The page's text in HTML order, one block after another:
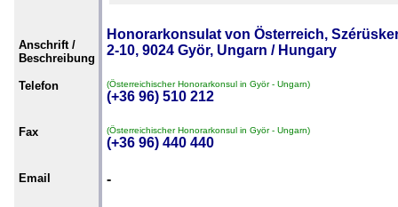
Anschrift /
Beschreibung
Honorarkonsulat von Österreich,
2-10, 9024 Györ, Ungarn / Hungary
Telefon (Österreichischer Honorarkonsul in Györ - Ungarn)
(+36 96) 510 212
Fax (Österreichischer Honorarkonsul in Györ - Ungarn)
(+36 96) 440 440
Email -